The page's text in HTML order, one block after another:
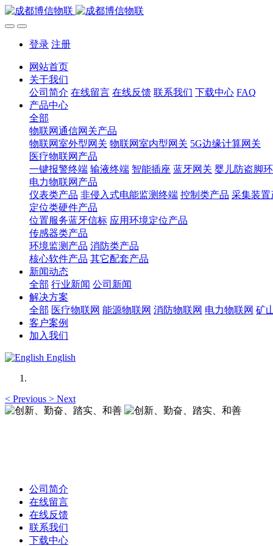
登录 注册
网站首页
关于我们
公司简介 在线留言 在线反馈 联系我们 下载中心 FAQ
产品中心
全部
物联网通信网关产品
物联网室外型网关 物联网室内型网关 5G边缘计算网关
医疗物联网产品
一键报警终端 输液终端 智能插座 蓝牙网关 婴儿防盗脚环
电力物联网产品
仪表类产品 非侵入式电能监测终端 控制类产品 采集装置
定位类硬件产品
位置服务蓝牙信标 应用环境定位产品
传感器类产品
环境监测产品 消防类产品
核心软件产品 其它配套产品
新闻动态
全部 行业新闻 公司新闻
解决方案
全部 医疗物联网 能源物联网 消防物联网 电力物联网 矿
客户案例
加入我们
English
< Previous > Next
公司简介
在线留言
在线反馈
联系我们
下载中心